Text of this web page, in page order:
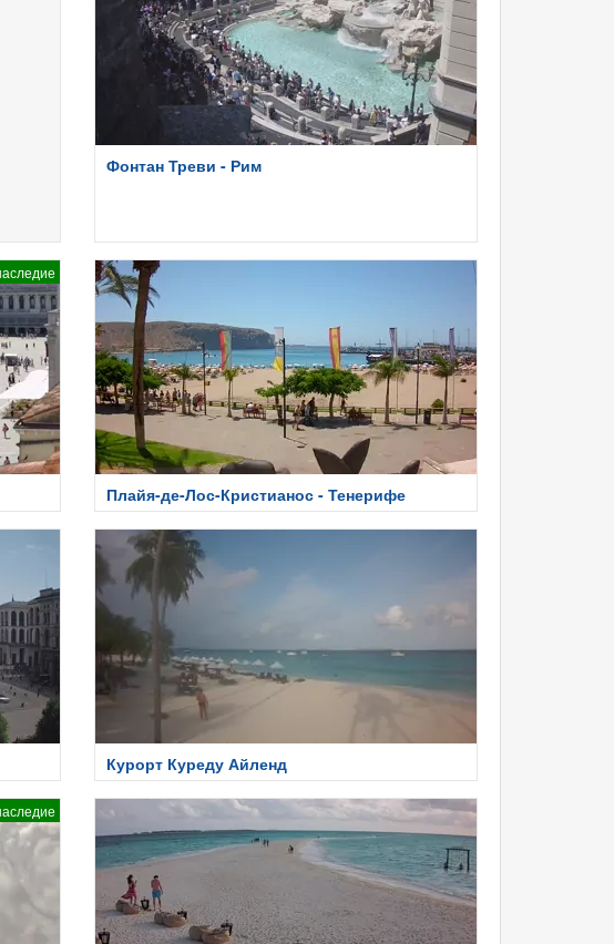
Фонтан Треви - Рим
Плайя-де-Лос-Кристианос - Тенерифе
Курорт Куреду Айленд